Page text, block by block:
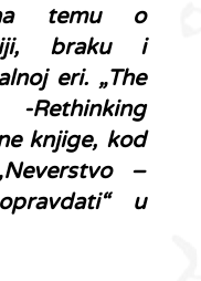
temu o
braku i
eri. „The
knjige, kod
–
u